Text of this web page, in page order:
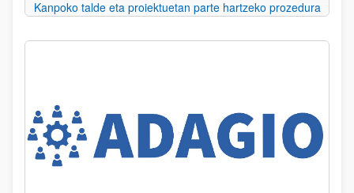
Kanpoko talde eta proiektuetan parte hartzeko prozedura